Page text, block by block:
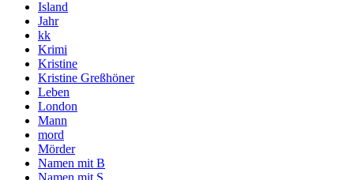
Island
Jahr
kk
Krimi
Kristine
Kristine Greßhöner
Leben
London
Mann
mord
Mörder
Namen mit B